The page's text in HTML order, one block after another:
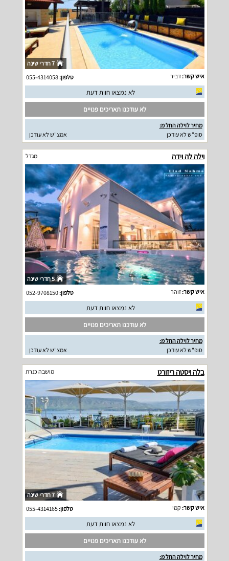
7 חדרי שינה
איש קשר:דביר טלפון:055-4314058
לא נמצאו חוות דעת
לא עודכנו תאריכים פנויים
מחיר לוילה החל מ:
סופ"ש לא עודכן
אמצ"ש לא עודכן
וילה לה וידה מגדל
5 חדרי שינה
איש קשר:זוהר טלפון:052-9708150
לא נמצאו חוות דעת
לא עודכנו תאריכים פנויים
מחיר לוילה החל מ:
סופ"ש לא עודכן
אמצ"ש לא עודכן
בלה ויסטה ריזורט מושבה כנרת
7 חדרי שינה
איש קשר: קמי טלפון:055-4314165
לא נמצאו חוות דעת
לא עודכנו תאריכים פנויים
מחיר לוילה החל מ: